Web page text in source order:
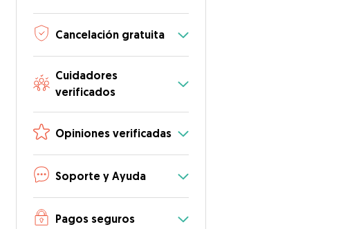
Cancelación gratuita
Cuidadores
verificados
Opiniones verificadas
Soporte y Ayuda
Pagos seguros